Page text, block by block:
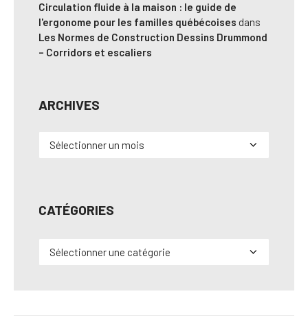
Circulation fluide à la maison : le guide de
l'ergonome pour les familles québécoises dans
Les Normes de Construction Dessins Drummond
– Corridors et escaliers
ARCHIVES
Archives
CATÉGORIES
Catégories